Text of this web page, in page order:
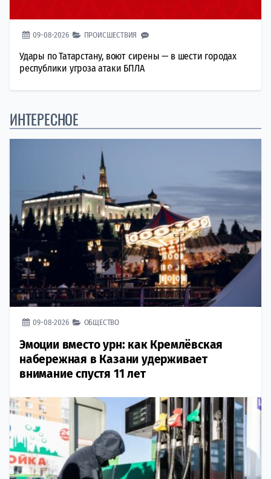
09-08-2026 ПРОИСШЕСТВИЯ
Удары по Татарстану, воют сирены — в шести городах
республики угроза атаки БПЛА
ИНТЕРЕСНОЕ
09-08-2026 ОБЩЕСТВО
Эмоции вместо урн: как Кремлёвская
набережная в Казани удерживает
внимание спустя 11 лет